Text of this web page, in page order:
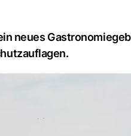
neues